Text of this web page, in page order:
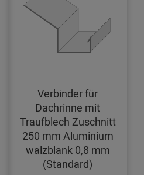
Verbinder für
Dachrinne mit
Traufblech Zuschnitt
250 mm Aluminium
walzblank 0,8 mm
(Standard)